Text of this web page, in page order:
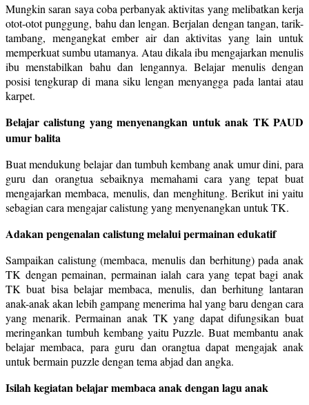
Mungkin saran saya coba perbanyak aktivitas yang melibatkan kerja
otot-otot punggung, bahu dan lengan. Berjalan dengan tangan, tarik-
tambang, mengangkat ember air dan aktivitas yang lain untuk
memperkuat sumbu utamanya. Atau dikala ibu mengajarkan menulis
ibu menstabilkan bahu dan lengannya. Belajar menulis dengan
posisi tengkurap di mana siku lengan menyangga pada lantai atau
karpet.
Belajar calistung yang menyenangkan untuk anak TK PAUD
umur balita
Buat mendukung belajar dan tumbuh kembang anak umur dini, para
guru dan orangtua sebaiknya memahami cara yang tepat buat
mengajarkan membaca, menulis, dan menghitung. Berikut ini yaitu
sebagian cara mengajar calistung yang menyenangkan untuk TK.
Adakan pengenalan calistung melalui permainan edukatif
Sampaikan calistung (membaca, menulis dan berhitung) pada anak
TK dengan pemainan, permainan ialah cara yang tepat bagi anak
TK buat bisa belajar membaca, menulis, dan berhitung lantaran
anak-anak akan lebih gampang menerima hal yang baru dengan cara
yang menarik. Permainan anak TK yang dapat difungsikan buat
meringankan tumbuh kembang yaitu Puzzle. Buat membantu anak
belajar membaca, para guru dan orangtua dapat mengajak anak
untuk bermain puzzle dengan tema abjad dan angka.
Isilah kegiatan belajar membaca anak dengan lagu anak